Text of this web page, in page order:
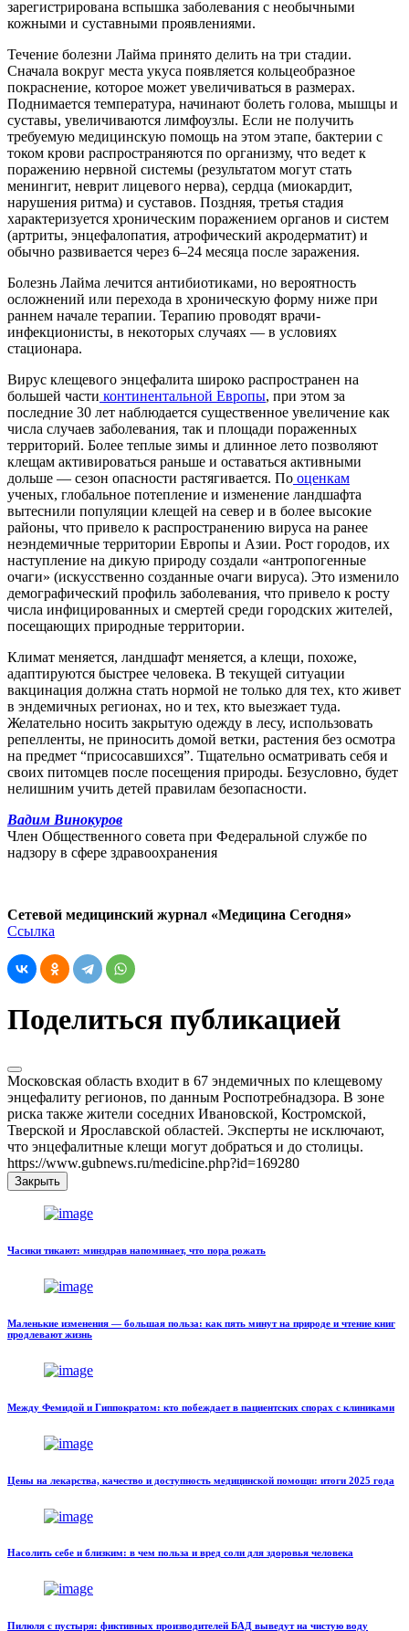
зарегистрирована вспышка заболевания с необычными
кожными и суставными проявлениями.
Течение болезни Лайма принято делить на три стадии.
Сначала вокруг места укуса появляется кольцеобразное
покраснение, которое может увеличиваться в размерах.
Поднимается температура, начинают болеть голова, мышцы и
суставы, увеличиваются лимфоузлы. Если не получить
требуемую медицинскую помощь на этом этапе, бактерии с
током крови распространяются по организму, что ведет к
поражению нервной системы (результатом могут стать
менингит, неврит лицевого нерва), сердца (миокардит,
нарушения ритма) и суставов. Поздняя, третья стадия
характеризуется хроническим поражением органов и систем
(артриты, энцефалопатия, атрофический акродерматит) и
обычно развивается через 6–24 месяца после заражения.
Болезнь Лайма лечится антибиотиками, но вероятность
осложнений или перехода в хроническую форму ниже при
раннем начале терапии. Терапию проводят врачи-
инфекционисты, в некоторых случаях — в условиях
стационара.
Вирус клещевого энцефалита широко распространен на
большей части континентальной Европы, при этом за
последние 30 лет наблюдается существенное увеличение как
числа случаев заболевания, так и площади пораженных
территорий. Более теплые зимы и длинное лето позволяют
клещам активироваться раньше и оставаться активными
дольше — сезон опасности растягивается. По оценкам
ученых, глобальное потепление и изменение ландшафта
вытеснили популяции клещей на север и в более высокие
районы, что привело к распространению вируса на ранее
неэндемичные территории Европы и Азии. Рост городов, их
наступление на дикую природу создали «антропогенные
очаги» (искусственно созданные очаги вируса). Это изменило
демографический профиль заболевания, что привело к росту
числа инфицированных и смертей среди городских жителей,
посещающих природные территории.
Климат меняется, ландшафт меняется, а клещи, похоже,
адаптируются быстрее человека. В текущей ситуации
вакцинация должна стать нормой не только для тех, кто живет
в эндемичных регионах, но и тех, кто выезжает туда.
Желательно носить закрытую одежду в лесу, использовать
репелленты, не приносить домой ветки, растения без осмотра
на предмет “присосавшихся”. Тщательно осматривать себя и
своих питомцев после посещения природы. Безусловно, будет
нелишним учить детей правилам безопасности.
Вадим Винокуров
Член Общественного совета при Федеральной службе по
надзору в сфере здравоохранения
Сетевой медицинский журнал «Медицина Сегодня»
Ссылка
Поделиться публикацией
Московская область входит в 67 эндемичных по клещевому
энцефалиту регионов, по данным Роспотребнадзора. В зоне
риска также жители соседних Ивановской, Костромской,
Тверской и Ярославской областей. Эксперты не исключают,
что энцефалитные клещи могут добраться и до столицы.
https://www.gubnews.ru/medicine.php?id=169280
Закрыть
Часики тикают: минздрав напоминает, что пора рожать
Маленькие изменения — большая польза: как пять минут на природе и чтение книг
продлевают жизнь
Между Фемидой и Гиппократом: кто побеждает в пациентских спорах с клиниками
Цены на лекарства, качество и доступность медицинской помощи: итоги 2025 года
Насолить себе и близким: в чем польза и вред соли для здоровья человека
Пилюля с пустыря: фиктивных производителей БАД выведут на чистую воду